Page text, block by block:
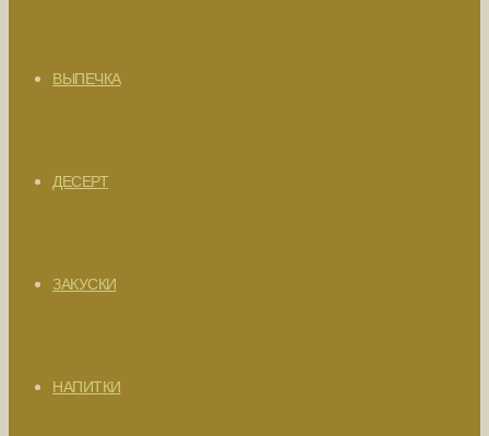
ВЫПЕЧКА
ДЕСЕРТ
ЗАКУСКИ
НАПИТКИ